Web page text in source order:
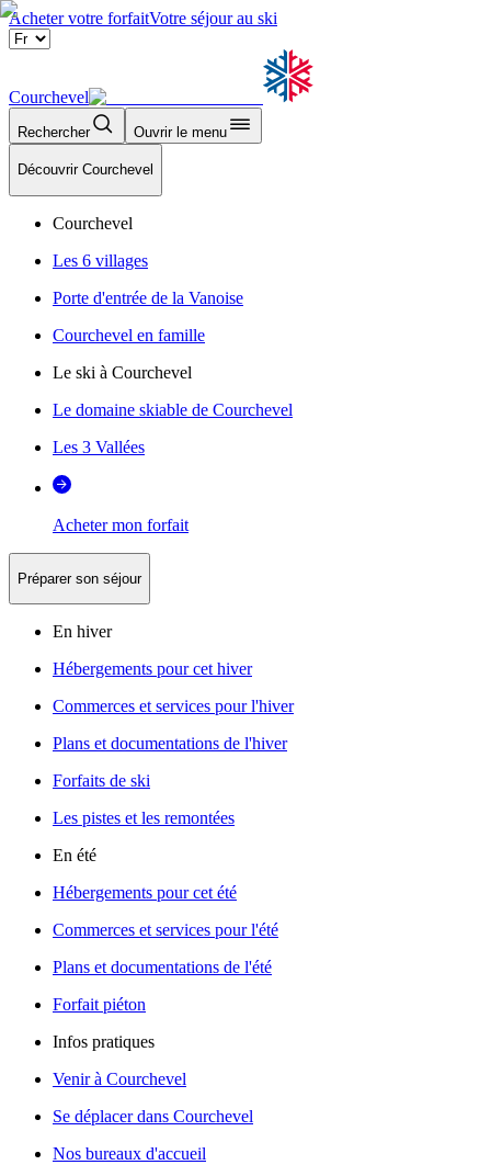
Acheter votre forfaitVotre séjour au ski
Courchevel
Rechercher Ouvrir le menu
Découvrir Courchevel
Courchevel
Les 6 villages
Porte d'entrée de la Vanoise
Courchevel en famille
Le ski à Courchevel
Le domaine skiable de Courchevel
Les 3 Vallées
Acheter mon forfait
Préparer son séjour
En hiver
Hébergements pour cet hiver
Commerces et services pour l'hiver
Plans et documentations de l'hiver
Forfaits de ski
Les pistes et les remontées
En été
Hébergements pour cet été
Commerces et services pour l'été
Plans et documentations de l'été
Forfait piéton
Infos pratiques
Venir à Courchevel
Se déplacer dans Courchevel
Nos bureaux d'accueil